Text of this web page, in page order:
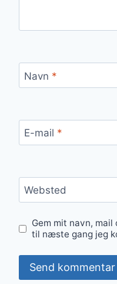
Navn *
E-mail *
Websted
Gem mit navn,
til næste gang jeg